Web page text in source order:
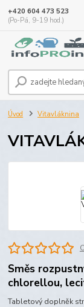
+420 604 473 523
(Po-Pá, 9-19 hod.)
Úvod Vitavláknina
Směs
chlorellou,
Tabletový doplněk